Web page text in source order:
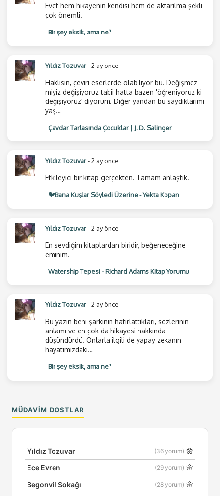
Evet hem hikayenin kendisi hem de aktarılma şekli
çok önemli.
Bir şey eksik, ama ne?
Yıldız Tozuvar- 2 ay önce
Haklısın, çeviri eserlerde olabiliyor bu. Değişmez
miyiz değişiyoruz tabii hatta bazen 'öğreniyoruz ki
değişiyoruz' diyorum. Diğer yandan bu saydıklarımı
yaş…
Çavdar Tarlasında Çocuklar | J. D. Salinger
Yıldız Tozuvar- 2 ay önce
Etkileyici bir kitap gerçekten. Tamam anlaştık.
🐦Bana Kuşlar Söyledi Üzerine - Yekta Kopan
Yıldız Tozuvar- 2 ay önce
En sevdiğim kitaplardan biridir, beğeneceğine
eminim.
Watership Tepesi - Richard Adams Kitap Yorumu
Yıldız Tozuvar- 2 ay önce
Bu yazın beni şarkının hatırlattıkları, sözlerinin
anlamı ve en çok da hikayesi hakkında
düşündürdü. Onlarla ilgili de yapay zekanın
hayatımızdaki…
Bir şey eksik, ama ne?
MÜDAVIM DOSTLAR
Yıldız Tozuvar (36 yorum) 🌼
Ece Evren (29 yorum) 🌼
Begonvil Sokağı (28 yorum) 🌼